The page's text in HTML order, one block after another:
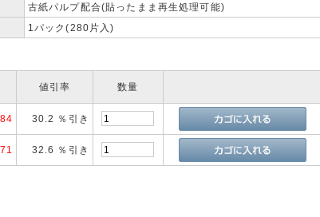
古紙パルプ配合(貼ったまま再生処理可能)
1パック(280片入)
値引率 数量
30.2 ％引き
32.6 ％引き